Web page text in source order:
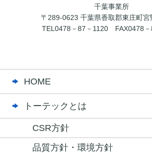
千葉事業所
〒289-0623 千葉県香取郡東庄町宮
TEL0478－87－1120
FAX0478
HOME
トーテックとは
CSR方針
品質方針・環境方針